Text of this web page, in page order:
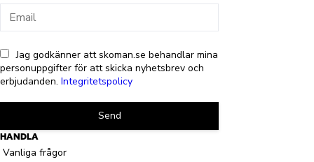
Jag godkänner att skoman.se behandlar mina
personuppgifter för att skicka nyhetsbrev och
erbjudanden. Integritetspolicy
Send
HANDLA
Vanliga frågor